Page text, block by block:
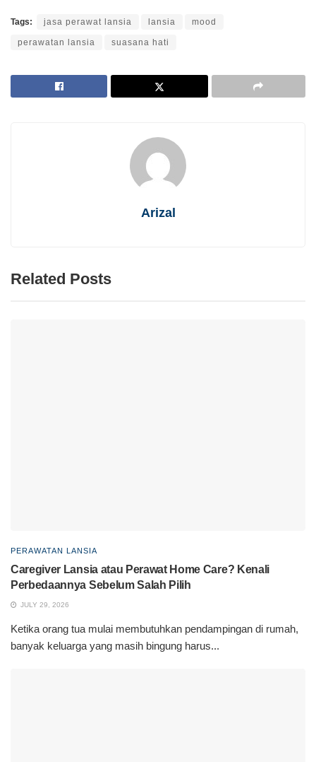
Tags: jasa perawat lansia lansia mood
perawatan lansia suasana hati
Arizal
Related Posts
PERAWATAN LANSIA
Caregiver Lansia atau Perawat Home Care? Kenali
Perbedaannya Sebelum Salah Pilih
JULY 29, 2026
Ketika orang tua mulai membutuhkan pendampingan di rumah,
banyak keluarga yang masih bingung harus...